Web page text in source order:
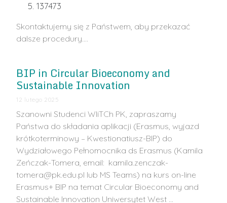
137473
Skontaktujemy się z Państwem, aby przekazać
dalsze procedury.…
BIP in Circular Bioeconomy and
Sustainable Innovation
12 lutego 2025
Szanowni Studenci WIiTCh PK, zapraszamy
Państwa do składania aplikacji (Erasmus, wyjazd
krótkoterminowy – Kwestionatiusz-BIP) do
Wydziałowego Pełnomocnika ds Erasmus (Kamila
Zeńczak-Tomera, email: kamila.zenczak-
tomera@pk.edu.pl lub MS Teams) na kurs on-line
Erasmus+ BIP na temat Circular Bioeconomy and
Sustainable Innovation Uniwersytet West …